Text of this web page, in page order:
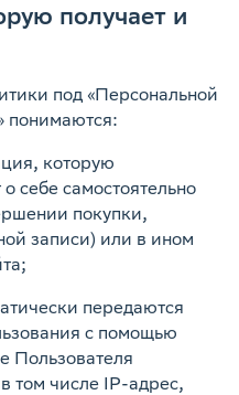
получает и
под «Персональной
понимаются:
которую
себе самостоятельно
покупки,
записи) или в ином
передаются
с помощью
Пользователя
том числе IP-адрес,